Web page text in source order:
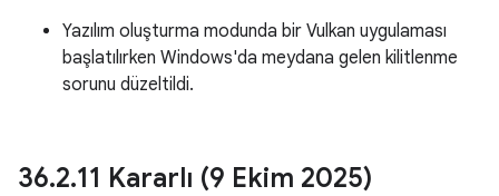
Yazılım oluşturma modunda bir Vulkan uygulaması
başlatılırken Windows'da meydana gelen kilitlenme
sorunu düzeltildi.
36.2.11 Kararlı (9 Ekim 2025)